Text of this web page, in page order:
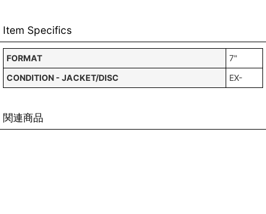
Item Specifics
FORMAT
7"
CONDITION - JACKET/DISC
EX-
関連商品